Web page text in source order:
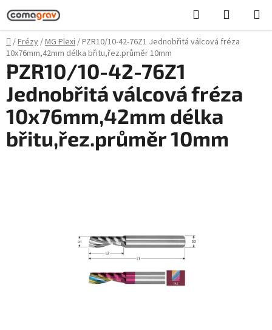
Přejít
na
obsah
Hledat
KOŠÍK
Domů
/Frézy/MG Plexi/PZR10/10-42-76Z1 Jednobřitá válcová fréza
10x76mm,42mm délka břitu,řez.průměr 10mm
PZR10/10-42-76Z1
Jednobřitá válcová fréza
10x76mm,42mm délka
břitu,řez.průměr 10mm